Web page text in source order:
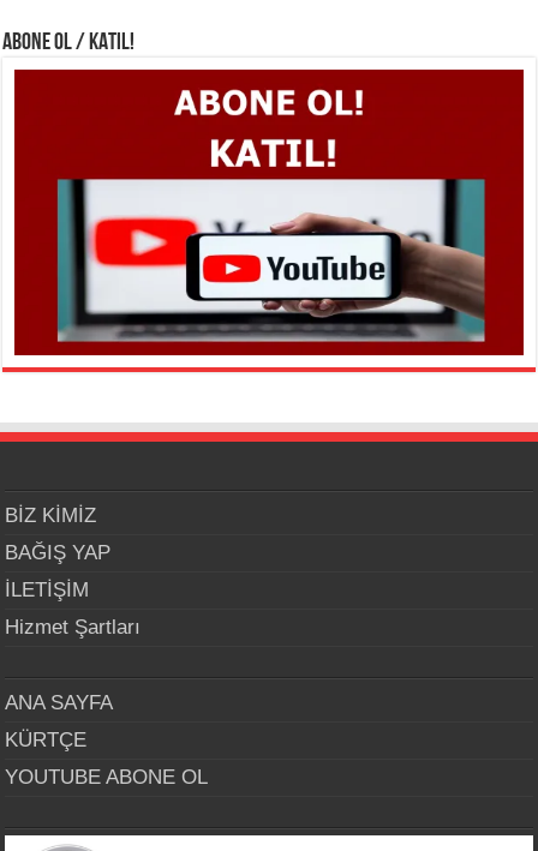
ABONE OL / KATIL!
BİZ KİMİZ
BAĞIŞ YAP
İLETİŞİM
Hizmet Şartları
ANA SAYFA
KÜRTÇE
YOUTUBE ABONE OL